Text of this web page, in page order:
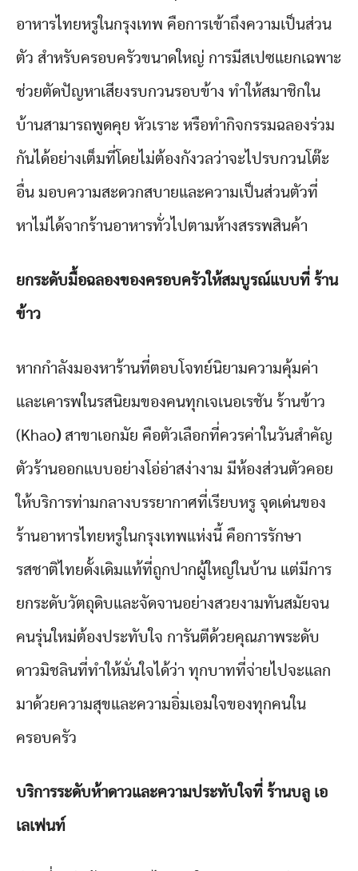
อาหารไทยหรูในกรุงเทพ คือการเข้าถึงความเป็นส่วน
ตัว สำหรับครอบครัวขนาดใหญ่ การมีสเปซแยกเฉพาะ
ช่วยตัดปัญหาเสียงรบกวนรอบข้าง ทำให้สมาชิกใน
บ้านสามารถพูดคุย หัวเราะ หรือทำกิจกรรมฉลองร่วม
กันได้อย่างเต็มที่โดยไม่ต้องกังวลว่าจะไปรบกวนโต๊ะ
อื่น มอบความสะดวกสบายและความเป็นส่วนตัวที่
หาไม่ได้จากร้านอาหารทั่วไปตามห้างสรรพสินค้า
ยกระดับมื้อฉลองของครอบครัวให้สมบูรณ์แบบที่ ร้าน
ข้าว
หากกำลังมองหาร้านที่ตอบโจทย์นิยามความคุ้มค่า
และเคารพในรสนิยมของคนทุกเจเนอเรชัน ร้านข้าว
(Khao)สาขาเอกมัย คือตัวเลือกที่ควรค่าในวันสำคัญ
ตัวร้านออกแบบอย่างโอ่อ่าสง่างาม มีห้องส่วนตัวคอย
ให้บริการท่ามกลางบรรยากาศที่เรียบหรู จุดเด่นของ
ร้านอาหารไทยหรูในกรุงเทพแห่งนี้ คือการรักษา
รสชาติไทยดั้งเดิมแท้ที่ถูกปากผู้ใหญ่ในบ้าน แต่มีการ
ยกระดับวัตถุดิบและจัดจานอย่างสวยงามทันสมัยจน
คนรุ่นใหม่ต้องประทับใจ การันตีด้วยคุณภาพระดับ
ดาวมิชลินที่ทำให้มั่นใจได้ว่า ทุกบาทที่จ่ายไปจะแลก
มาด้วยความสุขและความอิ่มเอมใจของทุกคนใน
ครอบครัว
บริการระดับห้าดาวและความประทับใจที่ ร้านบลู เอ
เลเฟนท์